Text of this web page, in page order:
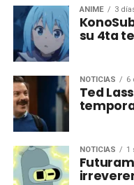
ANIME 3
su 4ta
NOTICIAS 6
Ted
NOTICIAS 1